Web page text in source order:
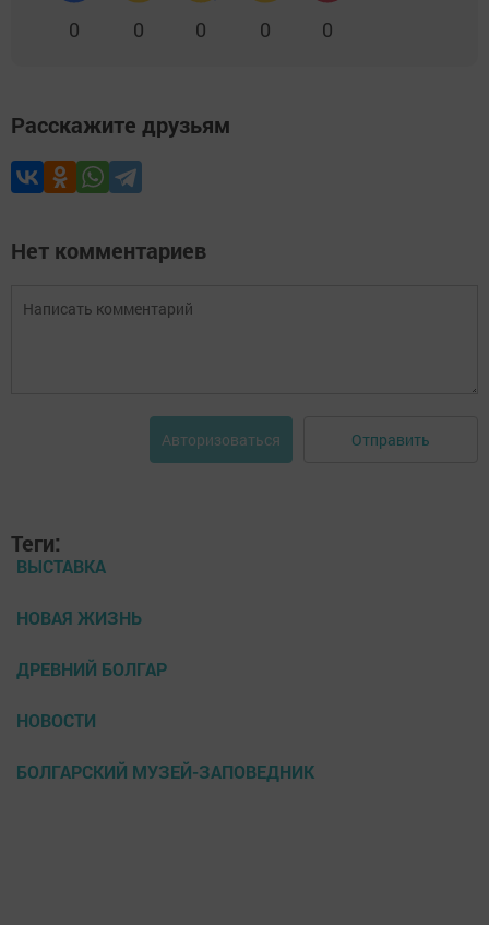
0 0 0 0 0
Расскажите друзьям
Нет комментариев
Авторизоваться Отправить
Теги:
ВЫСТАВКА
НОВАЯ ЖИЗНЬ
ДРЕВНИЙ БОЛГАР
НОВОСТИ
БОЛГАРСКИЙ МУЗЕЙ-ЗАПОВЕДНИК